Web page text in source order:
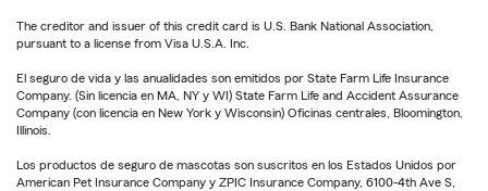
The creditor and issuer of this credit card is U.S. Bank National Association,
pursuant to a license from Visa U.S.A. Inc.
El seguro de vida y las anualidades son emitidos por State Farm Life Insurance
Company. (Sin licencia en MA, NY y WI) State Farm Life and Accident Assurance
Company (con licencia en New York y Wisconsin) Oficinas centrales, Bloomington,
Illinois.
Los productos de seguro de mascotas son suscritos en los Estados Unidos por
American Pet Insurance Company y ZPIC Insurance Company, 6100-4th Ave S,